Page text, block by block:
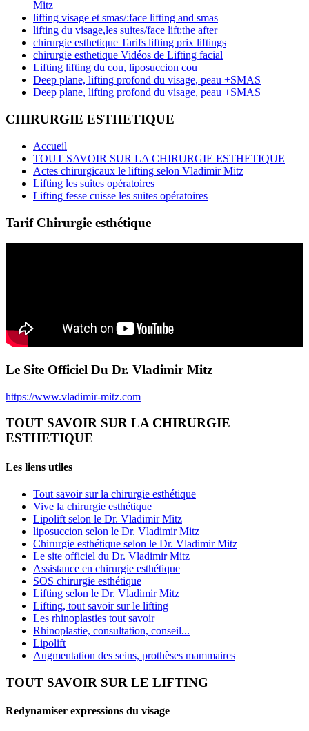
Mitz
lifting visage et smas/:face lifting and smas
lifting du visage,les suites/face lift:the after
chirurgie esthetique Tarifs lifting prix liftings
chirurgie esthetique Vidéos de Lifting facial
Lifting lifting du cou, liposuccion cou
Deep plane, lifting profond du visage, peau +SMAS
Deep plane, lifting profond du visage, peau +SMAS
CHIRURGIE ESTHETIQUE
Accueil
TOUT SAVOIR SUR LA CHIRURGIE ESTHETIQUE
Actes chirurgicaux le lifting selon Vladimir Mitz
Lifting les suites opératoires
Lifting fesse cuisse les suites opératoires
Tarif Chirurgie esthétique
Le Site Officiel Du Dr. Vladimir Mitz
https://www.vladimir-mitz.com
TOUT SAVOIR SUR LA CHIRURGIE
ESTHETIQUE
Les liens utiles
Tout savoir sur la chirurgie esthétique
Vive la chirurgie esthétique
Lipolift selon le Dr. Vladimir Mitz
liposuccion selon le Dr. Vladimir Mitz
Chirurgie esthétique selon le Dr. Vladimir Mitz
Le site officiel du Dr. Vladimir Mitz
Assistance en chirurgie esthétique
SOS chirurgie esthétique
Lifting selon le Dr. Vladimir Mitz
Lifting, tout savoir sur le lifting
Les rhinoplasties tout savoir
Rhinoplastie, consultation, conseil...
Lipolift
Augmentation des seins, prothèses mammaires
TOUT SAVOIR SUR LE LIFTING
Redynamiser expressions du visage